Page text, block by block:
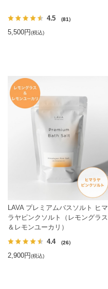
4.5 （81）
5,500円(税込)
LAVA プレミアムバスソルト ヒマ
ラヤピンクソルト（レモングラス
＆レモンユーカリ）
4.4 （26）
2,900円(税込)